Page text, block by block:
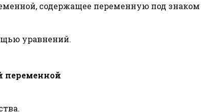
содержащее переменную под знаком
уравнений.
переменной